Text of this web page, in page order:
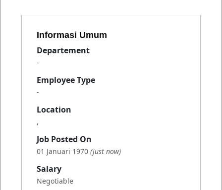
Informasi Umum
Departement
-
Employee Type
-
Location
,
Job Posted On
01 Januari 1970 (just now)
Salary
Negotiable